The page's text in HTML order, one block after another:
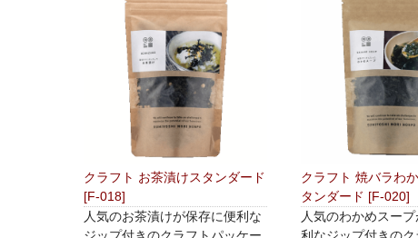
クラフト お茶漬けスタンダード
[F-018]
人気のお茶漬けが保存に便利な
ジップ付きのクラフトパッケー
クラフト 焼バラわ
タンダード [F-020]
人気のわかめスー
利なジップ付きのク